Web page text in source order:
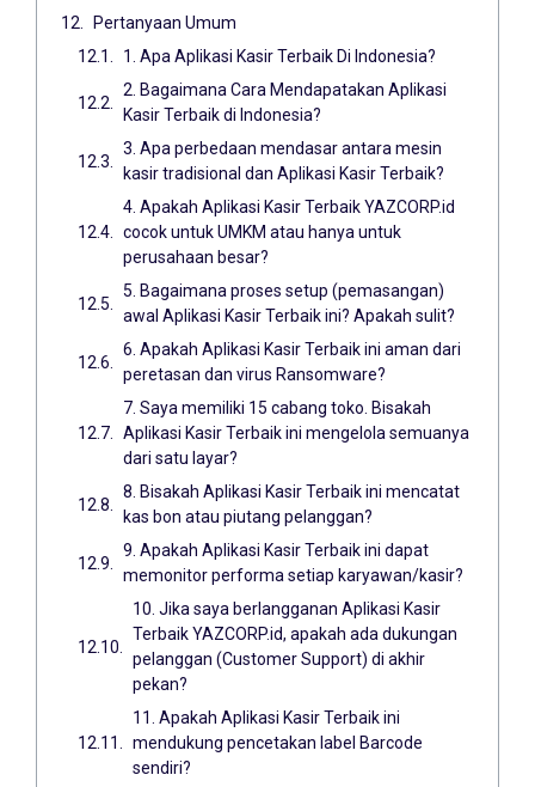
Pertanyaan Umum
1. Apa Aplikasi Kasir Terbaik Di Indonesia?
2. Bagaimana Cara Mendapatakan Aplikasi
Kasir Terbaik di Indonesia?
3. Apa perbedaan mendasar antara mesin
kasir tradisional dan Aplikasi Kasir Terbaik?
4. Apakah Aplikasi Kasir Terbaik YAZCORP.id
cocok untuk UMKM atau hanya untuk
perusahaan besar?
5. Bagaimana proses setup (pemasangan)
awal Aplikasi Kasir Terbaik ini? Apakah sulit?
6. Apakah Aplikasi Kasir Terbaik ini aman dari
peretasan dan virus Ransomware?
7. Saya memiliki 15 cabang toko. Bisakah
Aplikasi Kasir Terbaik ini mengelola semuanya
dari satu layar?
8. Bisakah Aplikasi Kasir Terbaik ini mencatat
kas bon atau piutang pelanggan?
9. Apakah Aplikasi Kasir Terbaik ini dapat
memonitor performa setiap karyawan/kasir?
10. Jika saya berlangganan Aplikasi Kasir
Terbaik YAZCORP.id, apakah ada dukungan
pelanggan (Customer Support) di akhir
pekan?
11. Apakah Aplikasi Kasir Terbaik ini
mendukung pencetakan label Barcode
sendiri?